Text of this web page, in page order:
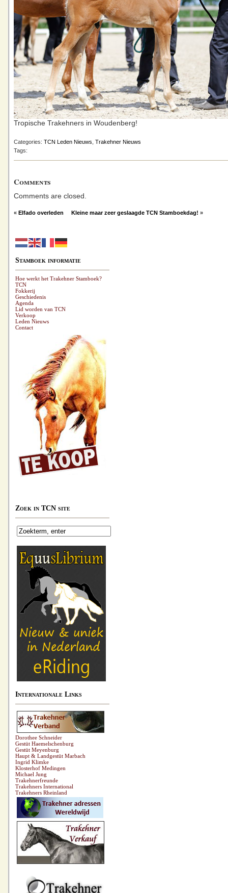
Tropische Trakehners in Woudenberg!
Categories: TCN Leden Nieuws Trakehner Nieuws
Tags:
Comments
Comments are closed.
« Elfado overleden Kleine maar zeer geslaagde TCN Stamboekdag! »
Stamboek informatie
Hoe werkt het Trakehner Stamboek?
TCN
Fokkerij
Geschiedenis
Agenda
Lid worden van TCN
Verkoop
Leden Nieuws
Contact
Zoek in TCN site
Internationale Links
Dorothee Schneider
Gestüt Haemelschenburg
Gestüt Meyenburg
Haupt & Landgestüt Marbach
Ingrid Klimke
Klosterhof Medingen
Michael Jung
Trakehnerfreunde
Trakehners International
Trakehners Rheinland